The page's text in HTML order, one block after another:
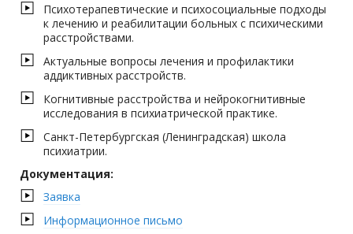
Психотерапевтические и психосоциальные подходы
к лечению и реабилитации больных с психическими
расстройствами.
Актуальные вопросы лечения и профилактики
аддиктивных расстройств.
Когнитивные расстройства и нейрокогнитивные
исследования в психиатрической практике.
Санкт-Петербургская (Ленинградская) школа
психиатрии.
Документация:
Заявка
Информационное письмо